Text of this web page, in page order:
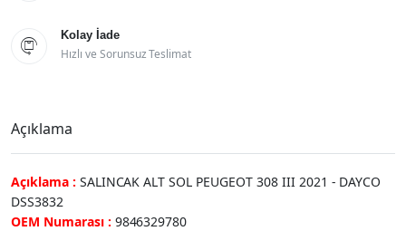

Kolay İade
Hızlı ve Sorunsuz Teslimat
Açıklama
Açıklama : SALINCAK ALT SOL PEUGEOT 308 III 2021 - DAYCO
DSS3832
OEM Numarası : 9846329780